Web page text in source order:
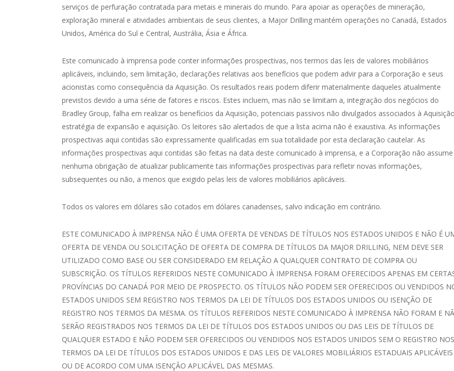
serviços de perfuração contratada para metais e minerais do mundo. Para apoiar as operações de mineração,
exploração mineral e atividades ambientais de seus clientes, a Major Drilling mantém operações no Canadá, Estados
Unidos, América do Sul e Central, Austrália, Ásia e África.
Este comunicado à imprensa pode conter informações prospectivas, nos termos das leis de valores mobiliários
aplicáveis, incluindo, sem limitação, declarações relativas aos benefícios que podem advir para a Corporação e seus
acionistas como consequência da Aquisição. Os resultados reais podem diferir materialmente daqueles atualmente
previstos devido a uma série de fatores e riscos. Estes incluem, mas não se limitam a, integração dos negócios do
Bradley Group, falha em realizar os benefícios da Aquisição, potenciais passivos não divulgados associados à
estratégia de expansão e aquisição. Os leitores são alertados de que a lista acima não é exaustiva. As informações
prospectivas aqui contidas são expressamente qualificadas em sua totalidade por esta declaração cautelar. As
informações prospectivas aqui contidas são feitas na data deste comunicado à imprensa, e a Corporação não assume
nenhuma obrigação de atualizar publicamente tais informações prospectivas para refletir novas informações,
subsequentes ou não, a menos que exigido pelas leis de valores mobiliários aplicáveis.
Todos os valores em dólares são cotados em dólares canadenses, salvo indicação em contrário.
ESTE COMUNICADO À IMPRENSA NÃO É UMA OFERTA DE VENDAS DE TÍTULOS NOS ESTADOS UNIDOS E NÃO É
OFERTA DE VENDA OU SOLICITAÇÃO DE OFERTA DE COMPRA DE TÍTULOS DA MAJOR DRILLING, NEM DEVE SER
UTILIZADO COMO BASE OU SER CONSIDERADO EM RELAÇÃO A QUALQUER CONTRATO DE COMPRA OU
SUBSCRIÇÃO. OS TÍTULOS REFERIDOS NESTE COMUNICADO À IMPRENSA FORAM OFERECIDOS APENAS EM
PROVÍNCIAS DO CANADÁ POR MEIO DE PROSPECTO. OS TÍTULOS NÃO PODEM SER OFERECIDOS OU VENDIDOS
ESTADOS UNIDOS SEM REGISTRO NOS TERMOS DA LEI DE TÍTULOS DOS ESTADOS UNIDOS OU ISENÇÃO DE
REGISTRO NOS TERMOS DA MESMA. OS TÍTULOS REFERIDOS NESTE COMUNICADO À IMPRENSA NÃO FORAM E
SERÃO REGISTRADOS NOS TERMOS DA LEI DE TÍTULOS DOS ESTADOS UNIDOS OU DAS LEIS DE TÍTULOS DE
QUALQUER ESTADO E NÃO PODEM SER OFERECIDOS OU VENDIDOS NOS ESTADOS UNIDOS SEM O REGISTRO NOS
TERMOS DA LEI DE TÍTULOS DOS ESTADOS UNIDOS E DAS LEIS DE VALORES MOBILIÁRIOS ESTADUAIS APLICÁVEIS
OU DE ACORDO COM UMA ISENÇÃO APLICÁVEL DAS MESMAS.